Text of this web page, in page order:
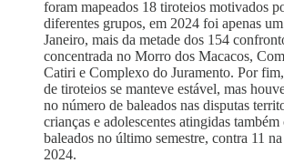
foram mapeados 18 tiroteios motivados
diferentes grupos, em 2024 foi apenas
Janeiro, mais da metade dos 154
concentrada no Morro dos Macacos,
Catiri e Complexo do Juramento. Por
de tiroteios se manteve estável, mas
no número de baleados nas disputas
crianças e adolescentes atingidas
baleados no último semestre, contra 11
2024.